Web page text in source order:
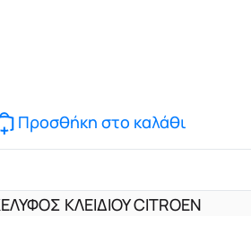
Προσθήκη στο καλάθι